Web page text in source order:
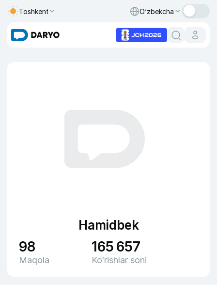
Toshkent O‘zbekcha
Hamidbek
98
Maqola
165 657
Ko‘rishlar soni